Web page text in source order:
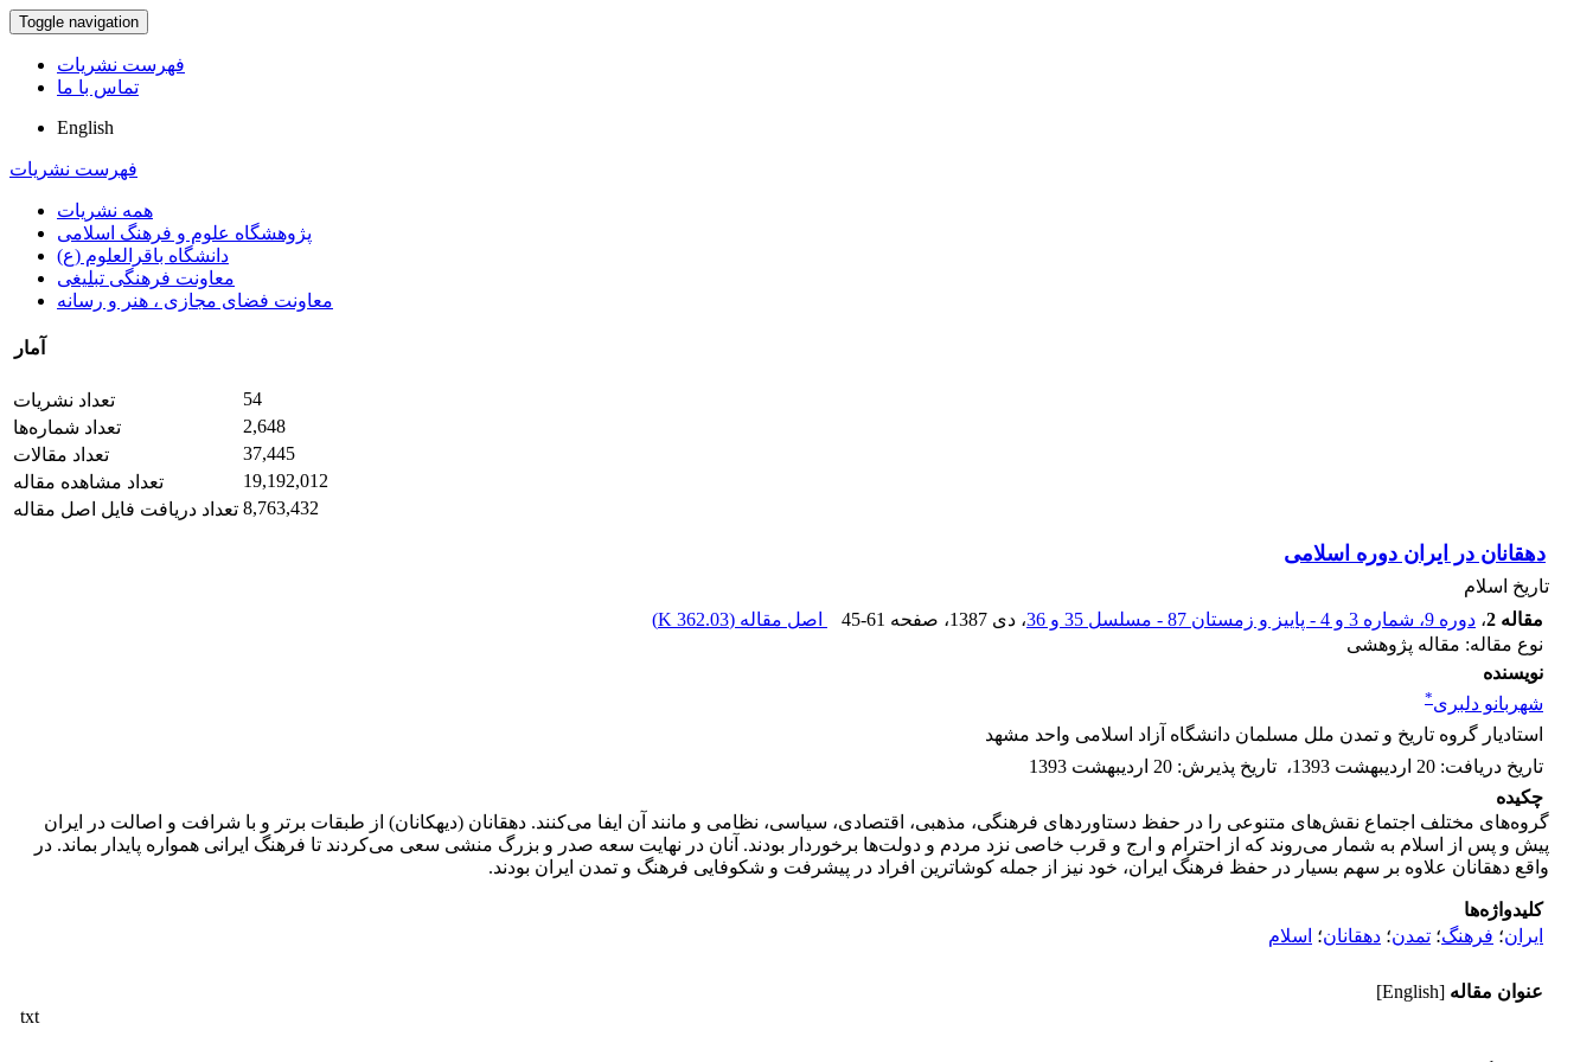
Toggle navigation
فهرست نشریات
تماس با ما
English
فهرست نشریات
همه نشریات
پژوهشگاه علوم و فرهنگ اسلامی
دانشگاه باقرالعلوم (ع)
معاونت فرهنگی تبلیغی
معاونت فضای مجازی ، هنر و رسانه
آمار
تعداد نشریات
54
تعداد شماره‌ها
2,648
تعداد مقالات
37,445
تعداد مشاهده مقاله
19,192,012
تعداد دریافت فایل اصل مقاله 8,763,432
دهقانان در ایران دوره اسلامی
تاریخ اسلام
مقاله 2
، دوره 9، شماره 3 و 4 - پاییز و زمستان 87 - مسلسل 35 و 36 ، دی 1387 ، صفحه 45-61 اصل مقاله (362.03 K
)
نوع مقاله: مقاله پژوهشی
نویسنده
شهربانو دلبری*
استادیار گروه تاریخ و تمدن ملل مسلمان دانشگاه آزاد اسلامی واحد مشهد
تاریخ دریافت: 20 اردیبهشت 1393 ، تاریخ پذیرش: 20 اردیبهشت 1393
چکیده
گروه‌های مختلف اجتماع نقش‌های متنوعی را در حفظ دستاوردهای فرهنگی، مذهبی، اقتصادی، سیاسی، نظامی و مانند آن ایفا می‌کنند. دهقانان (دیهکانان) از طبقات برتر و با شرافت و اصالت در ایران
پیش و پس از اسلام به شمار می‌روند که از احترام و ارج و قرب خاصی نزد مردم و دولت‌ها برخوردار بودند. آنان در نهایت سعه صدر و بزرگ منشی سعی می‌کردند تا فرهنگ ایرانی همواره پایدار بماند. در
واقع دهقانان علاوه بر سهم بسیار در حفظ فرهنگ ایران، خود نیز از جمله کوشاترین افراد در پیشرفت و شکوفایی فرهنگ و تمدن ایران بودند.
کلیدواژه‌ها
ایران؛ فرهنگ؛ تمدن؛ دهقانان؛ اسلام
عنوان مقاله [English]
txt